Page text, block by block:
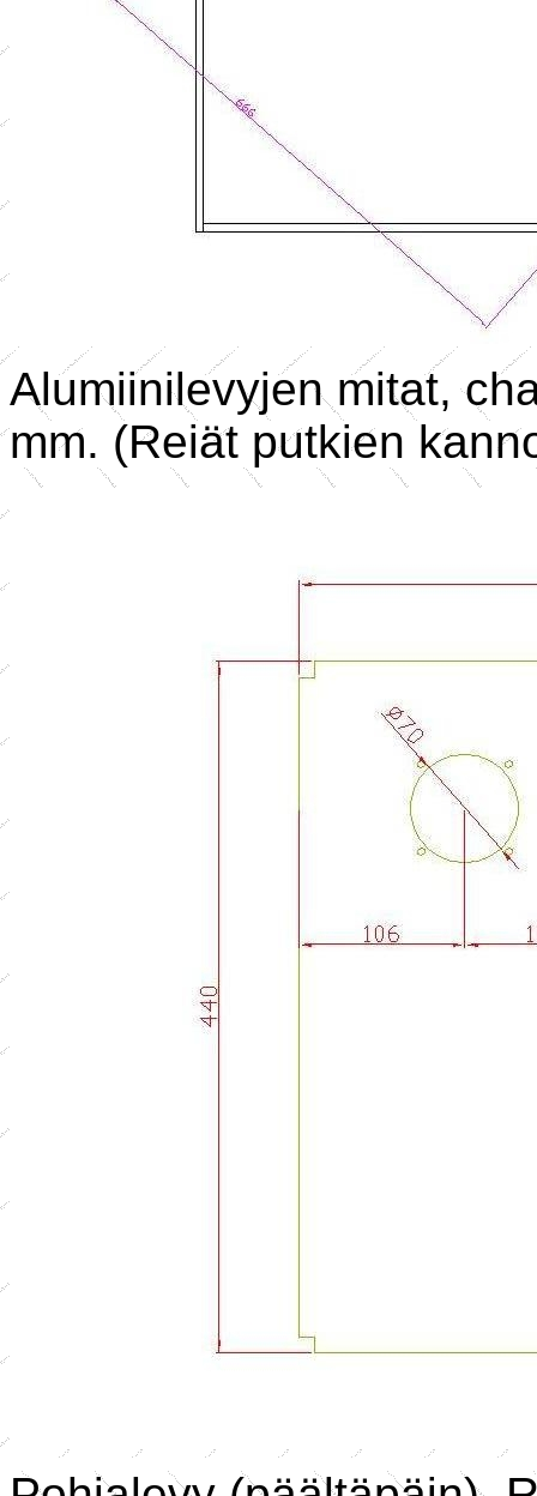
Alumiinilevyjen mitat,
mm. (Reiät putkien